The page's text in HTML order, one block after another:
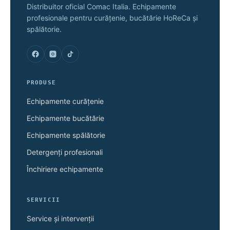
Distribuitor oficial Comac Italia. Echipamente
profesionale pentru curățenie, bucătărie HoReCa și
spălătorie.
PRODUSE
Echipamente curățenie
Echipamente bucătărie
Echipamente spălătorie
Detergenți profesionali
Închiriere echipamente
SERVICII
Service și intervenții